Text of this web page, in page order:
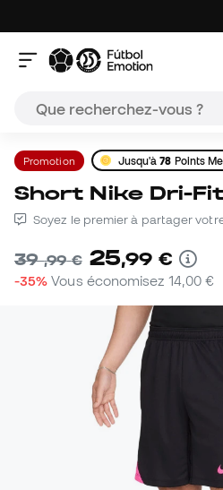
Promotion Jusqu'à78 Points
Short Nike Dri-
Soyez le premier à partager
39,99 € 25,99 €
-35% Vous économisez 14,00 €